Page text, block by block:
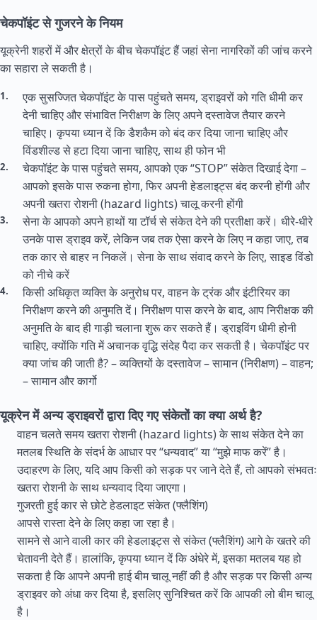
चेकपॉइंट से गुजरने के नियम
यूक्रेनी शहरों में और क्षेत्रों के बीच चेकपॉइंट हैं जहां सेना नागरिकों की जांच करने
का सहारा ले सकती है।
एक सुसज्जित चेकपॉइंट के पास पहुंचते समय, ड्राइवरों को गति धीमी कर
देनी चाहिए और संभावित निरीक्षण के लिए अपने दस्तावेज तैयार करने
चाहिए। कृपया ध्यान दें कि डैशकैम को बंद कर दिया जाना चाहिए और
विंडशील्ड से हटा दिया जाना चाहिए, साथ ही फोन भी
चेकपॉइंट के पास पहुंचते समय, आपको एक “STOP” संकेत दिखाई देगा –
आपको इसके पास रुकना होगा, फिर अपनी हेडलाइट्स बंद करनी होंगी और
अपनी खतरा रोशनी (hazard lights) चालू करनी होंगी
सेना के आपको अपने हाथों या टॉर्च से संकेत देने की प्रतीक्षा करें। धीरे-धीरे
उनके पास ड्राइव करें, लेकिन जब तक ऐसा करने के लिए न कहा जाए, तब
तक कार से बाहर न निकलें। सेना के साथ संवाद करने के लिए, साइड विंडो
को नीचे करें
किसी अधिकृत व्यक्ति के अनुरोध पर, वाहन के ट्रंक और इंटीरियर का
निरीक्षण करने की अनुमति दें। निरीक्षण पास करने के बाद, आप निरीक्षक की
अनुमति के बाद ही गाड़ी चलाना शुरू कर सकते हैं। ड्राइविंग धीमी होनी
चाहिए, क्योंकि गति में अचानक वृद्धि संदेह पैदा कर सकती है। चेकपॉइंट पर
क्या जांच की जाती है? – व्यक्तियों के दस्तावेज – सामान (निरीक्षण) – वाहन;
– सामान और कार्गो
यूक्रेन में अन्य ड्राइवरों द्वारा दिए गए संकेतों का क्या अर्थ है?
वाहन चलते समय खतरा रोशनी (hazard lights) के साथ संकेत देने का
मतलब स्थिति के संदर्भ के आधार पर “धन्यवाद” या “मुझे माफ करें” है।
उदाहरण के लिए, यदि आप किसी को सड़क पर जाने देते हैं, तो आपको संभवतः
खतरा रोशनी के साथ धन्यवाद दिया जाएगा।
गुजरती हुई कार से छोटे हेडलाइट संकेत (फ्लैशिंग)
आपसे रास्ता देने के लिए कहा जा रहा है।
सामने से आने वाली कार की हेडलाइट्स से संकेत (फ्लैशिंग) आगे के खतरे की
चेतावनी देते हैं। हालांकि, कृपया ध्यान दें कि अंधेरे में, इसका मतलब यह हो
सकता है कि आपने अपनी हाई बीम चालू नहीं की है और सड़क पर किसी अन्य
ड्राइवर को अंधा कर दिया है, इसलिए सुनिश्चित करें कि आपकी लो बीम चालू
है।